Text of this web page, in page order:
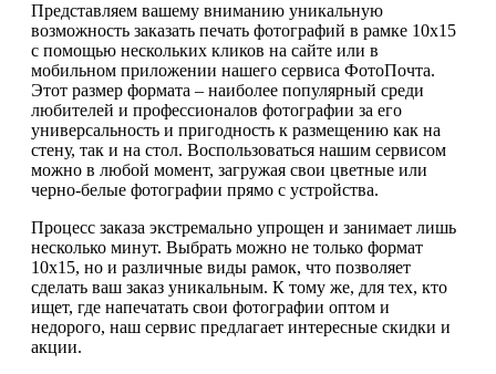
Представляем вашему вниманию уникальную
возможность заказать печать фотографий в рамке 10х15
с помощью нескольких кликов на сайте или в
мобильном приложении нашего сервиса ФотоПочта.
Этот размер формата – наиболее популярный среди
любителей и профессионалов фотографии за его
универсальность и пригодность к размещению как на
стену, так и на стол. Воспользоваться нашим сервисом
можно в любой момент, загружая свои цветные или
черно-белые фотографии прямо с устройства.
Процесс заказа экстремально упрощен и занимает лишь
несколько минут. Выбрать можно не только формат
10х15, но и различные виды рамок, что позволяет
сделать ваш заказ уникальным. К тому же, для тех, кто
ищет, где напечатать свои фотографии оптом и
недорого, наш сервис предлагает интересные скидки и
акции.